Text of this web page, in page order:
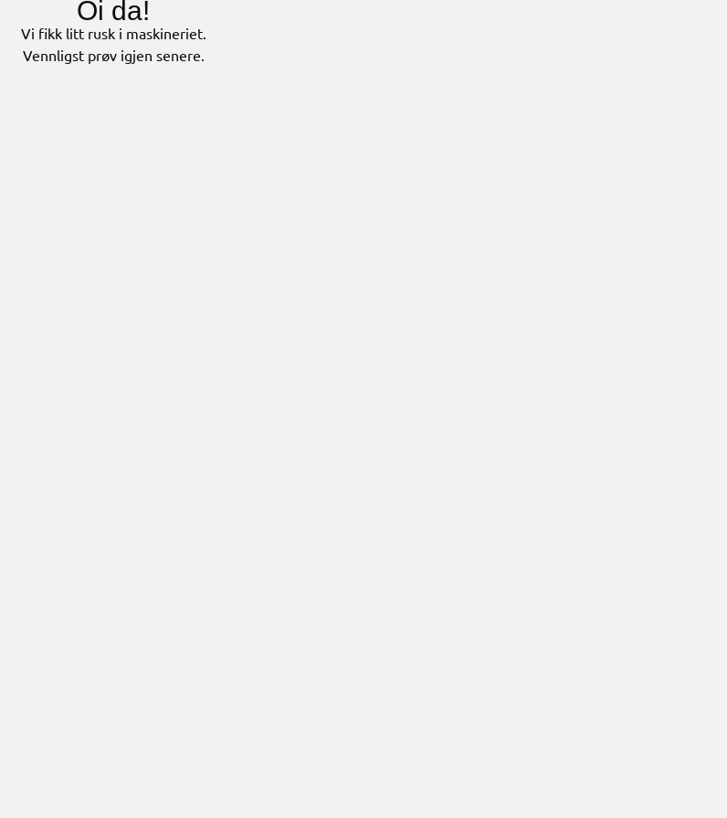
Oi da!
Vi fikk litt rusk i maskineriet.
Vennligst prøv igjen senere.